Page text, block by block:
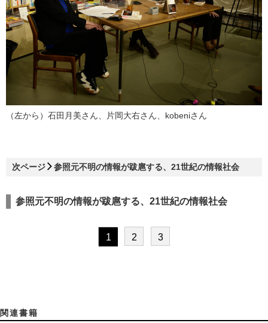
（左から）石田月美さん、片岡大右さん、kobeniさん
次ページ 参照元不明の情報が跋扈する、21世紀の情報社会
参照元不明の情報が跋扈する、21世紀の情報社会
1 2 3
関連書籍